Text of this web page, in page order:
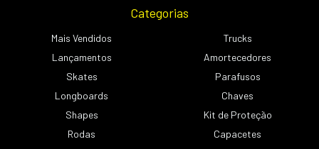
Categorias
Mais Vendidos
Lançamentos
Skates
Longboards
Shapes
Rodas
Trucks
Amortecedores
Parafusos
Chaves
Kit de Proteção
Capacetes